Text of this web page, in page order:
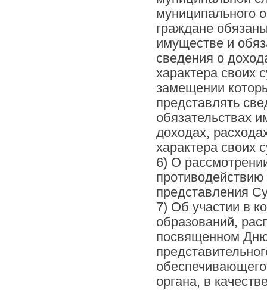
муниципального
граждане
имуществе и
сведения о
характера своих
замещении
представлять
обязательствах
доходах,
характера своих
6) О
представления
7) Об участии в
образований,
посвященном
органа, в